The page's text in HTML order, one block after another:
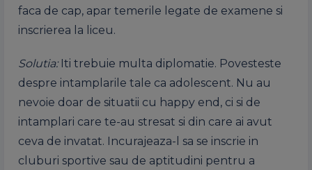
faca de cap, apar temerile legate de examene si
inscrierea la liceu.
Solutia: Iti trebuie multa diplomatie. Povesteste
despre intamplarile tale ca adolescent. Nu au
nevoie doar de situatii cu happy end, ci si de
intamplari care te-au stresat si din care ai avut
ceva de invatat. Incurajeaza-l sa se inscrie in
cluburi sportive sau de aptitudini pentru a